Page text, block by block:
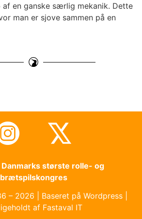
en ganske særlig mekanik. Dette
man er sjove sammen på en
Danmarks største rolle- og
brætspilskongres
– 2026 | Baseret på Wordpress |
af Fastaval IT